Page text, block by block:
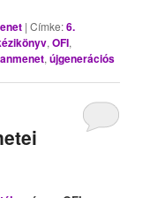
|Címke:6.
,OFI,
,újgenerációs